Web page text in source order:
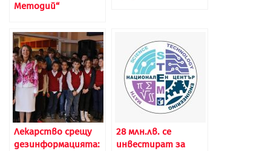
Методий“
Лекарство срещу
дезинформацията:
28 млн.лв. се
инвестират за